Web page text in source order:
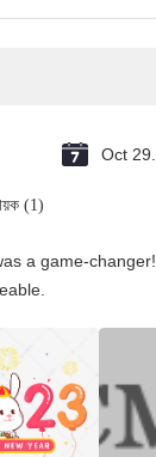
Oct
(1)
a game-